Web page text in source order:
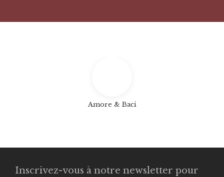
Amore & Baci
Inscrivez-vous à notre newsletter pour